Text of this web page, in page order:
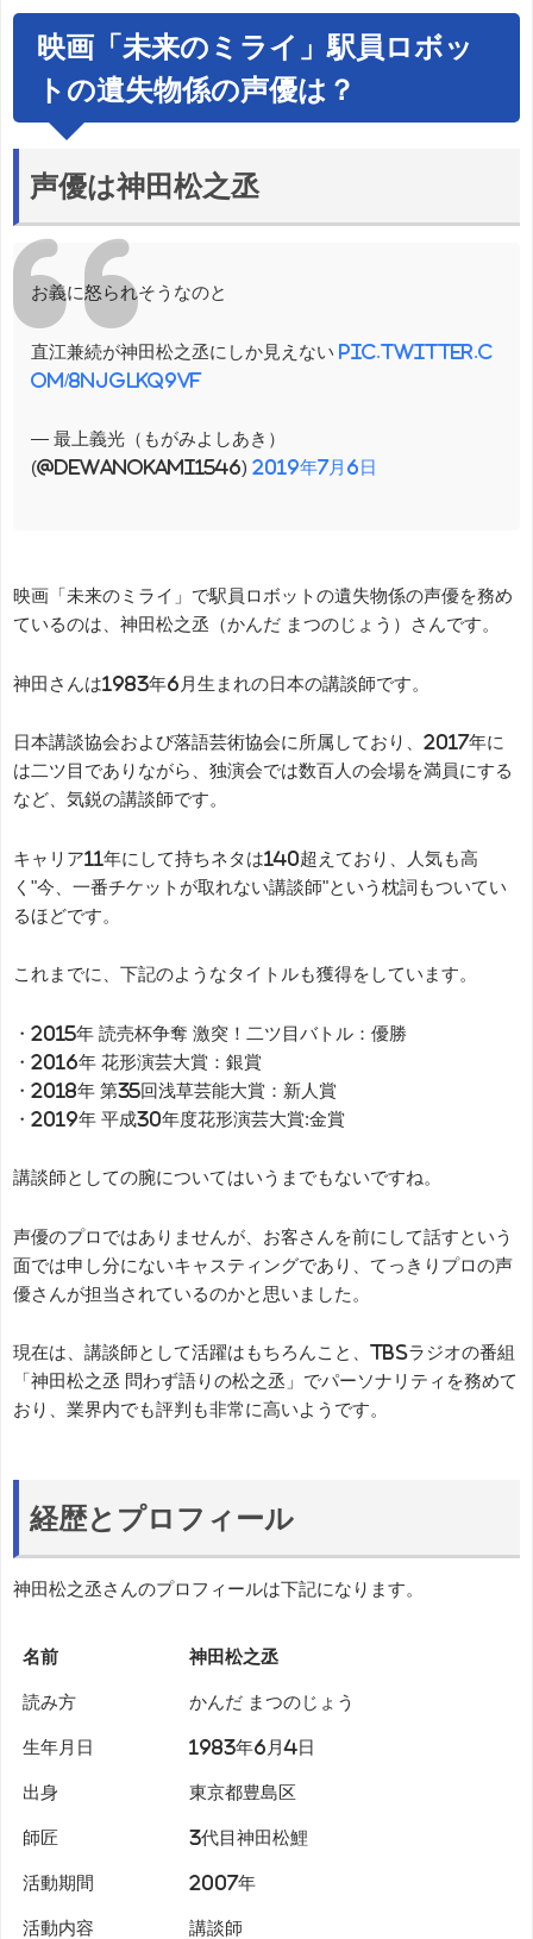
映画「未来のミライ」駅員ロボッ
トの遺失物係の声優は？
声優は神田松之丞
お義に怒られそうなのと
直江兼続が神田松之丞にしか見えない pic.twitter.c
om/8NJgLkq9vf
— 最上義光（もがみよしあき）
(@dewanokami1546) 2019年7月6日
映画「未来のミライ」で駅員ロボットの遺失物係の声優を務め
ているのは、神田松之丞（かんだ まつのじょう）さんです。
神田さんは1983年6月生まれの日本の講談師です。
日本講談協会および落語芸術協会に所属しており、2017年に
は二ツ目でありながら、独演会では数百人の会場を満員にする
など、気鋭の講談師です。
キャリア11年にして持ちネタは140超えており、人気も高
く"今、一番チケットが取れない講談師"という枕詞もついてい
るほどです。
これまでに、下記のようなタイトルも獲得をしています。
・2015年 読売杯争奪 激突！二ツ目バトル：優勝
・2016年 花形演芸大賞：銀賞
・2018年 第35回浅草芸能大賞：新人賞
・2019年 平成30年度花形演芸大賞:金賞
講談師としての腕についてはいうまでもないですね。
声優のプロではありませんが、お客さんを前にして話すという
面では申し分にないキャスティングであり、てっきりプロの声
優さんが担当されているのかと思いました。
現在は、講談師として活躍はもちろんこと、TBSラジオの番組
「神田松之丞 問わず語りの松之丞」でパーソナリティを務めて
おり、業界内でも評判も非常に高いようです。
経歴とプロフィール
神田松之丞さんのプロフィールは下記になります。
名前 神田松之丞
読み方 かんだ まつのじょう
生年月日 1983年6月4日
出身 東京都豊島区
師匠 3代目神田松鯉
活動期間 2007年
活動内容 講談師